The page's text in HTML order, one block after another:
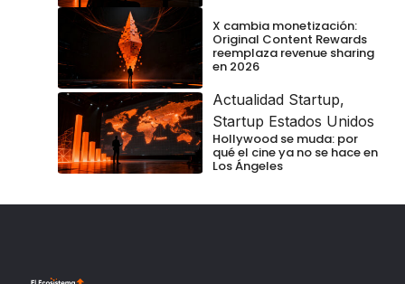
X cambia monetización:
Original Content Rewards
reemplaza revenue sharing
en 2026
Actualidad Startup,
Startup Estados Unidos
Hollywood se muda: por
qué el cine ya no se hace en
Los Ángeles